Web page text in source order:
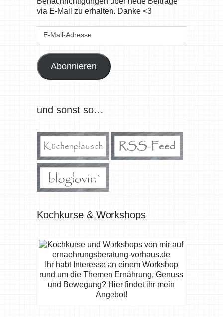
via E-Mail zu erhalten. Danke <3
E-
Abonnieren
und sonst so…
Kochkurse & Workshops
Ihr habt Interesse an einem Workshop
rund um die Themen Ernährung, Genuss
und Bewegung? Hier findet ihr mein
Angebot!